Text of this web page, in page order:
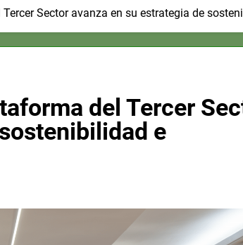
Sector avanza en su estrategia de
del Tercer
e